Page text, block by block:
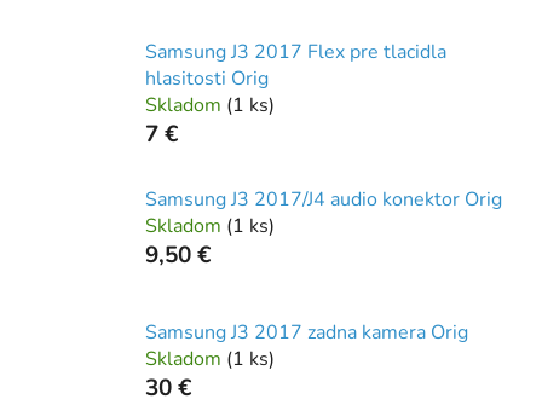
Samsung J3 2017 Flex pre tlacidla
hlasitosti Orig
Skladom (1 ks)
7 €
Samsung J3 2017/J4 audio konektor Orig
Skladom (1 ks)
9,50 €
Samsung J3 2017 zadna kamera Orig
Skladom (1 ks)
30 €